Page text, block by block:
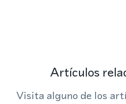
Artículos
Visita alguno de los